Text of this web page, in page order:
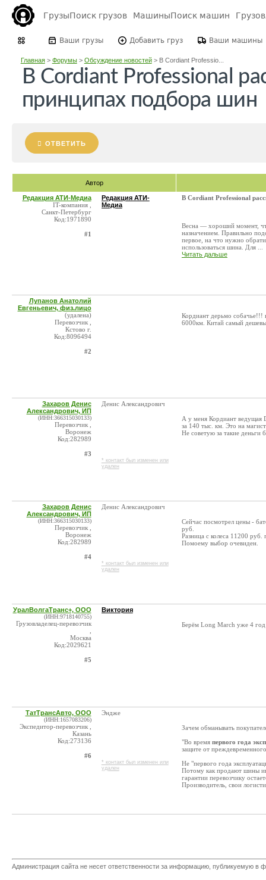
ГрузыПоиск грузов МашиныПоиск машин
Ваши грузы Добавить груз Ваши машины
Главная> Форумы> Обсуждение новостей> В Cordiant Professio...
В Cordiant Professional
принципах подбора шин
ОТВЕТИТЬ
Автор
Редакция АТИ-Медиа
IT-компания ,
Санкт-Петербург
Код:1971890
#1
Редакция АТИ-
Медиа
В Cordiant Professional
Весна — хороший момент,
назначением. Правильно
первое, на что нужно
использоваться шина. Для ...
Читать дальше
Лупанов Анатолий
Евгеньевич, физ.лицо
(удалена)
Перевозчик ,
Кстово г.
Код:8096494
#2
Кордиант дерьмо собачье!!!
6000км. Китай самый
Захаров Денис
Александрович, ИП
(ИНН:366315030133)
Перевозчик ,
Воронеж
Код:282989
#3
Денис Александрович
* контакт был изменен или
удален
А у меня Кордиант ведущая
за 140 тыс. км. Это на
Не советую за такие деньги
Захаров Денис
Александрович, ИП
(ИНН:366315030133)
Перевозчик ,
Воронеж
Код:282989
#4
Денис Александрович
* контакт был изменен или
удален
Сейчас посмотрел цены -
руб.
Разница с колеса 11200
Помоему выбор очевиден.
УралВолгаТранс+, ООО
(ИНН:9718140755)
Грузовладелец-перевозчик
Москва
Код:2029621
#5
Виктория
Берём Long March уже 4
ТатТрансАвто, ООО
(ИНН:1657083206)
Экспедитор-перевозчик ,
Казань
Код:273136
#6
Эндже
* контакт был изменен или
удален
Зачем обманывать
"Во время первого года
защите от
Не "первого года
Потому как продают шины
гарантии перевозчику
Производитель, свои
Администрация сайта не несет ответственности за информацию, публикуемую